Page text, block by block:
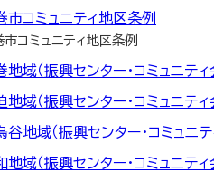
市コミュニティ地区条例
市コミュニティ地区条例
地域（振興センター・コミュニティ
地域（振興センター・コミュニティ
谷地域（振興センター・コミュニテ
地域（振興センター・コミュニティ